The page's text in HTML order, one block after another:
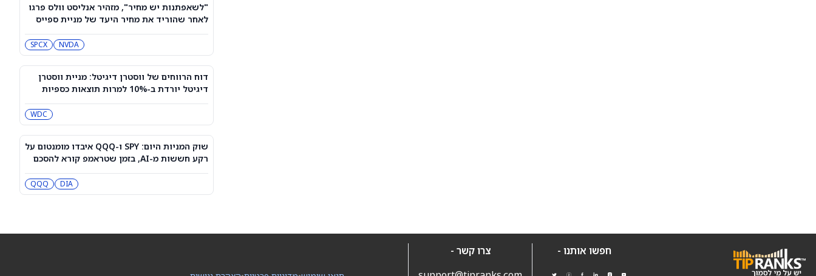
דוח של Cloudflare צפוי להתפרסם היום
– האופציות מצביעות על תנודה גדולה
בעקבות הדוח
NET
מניית הום דיפו (NYSE:HD) נחלשת
כשהיא מתמודדת עם איום תחרותי חדש
HD
COST
האם מניית ריגטי קומפיוטינג (RGTI)
RGTI
"לשאפתנות יש מחיר", מזהיר אנליסט וולס פרגו
לאחר שהוריד את מחיר היעד של מניית ספייס
אקס (SPCX)
NVDA
SPCX
דוח הרווחים של ווסטרן דיגיטל: מניית ווסטרן
דיגיטל יורדת ב-10% למרות תוצאות כספיות
חזקות
WDC
שוק המניות היום: SPY ו-QQQ איבדו מומנטום על
רקע חששות מ-AI, בזמן שטראמפ קורא להסכם
על הורמוז
DIA
QQQ
חפשו אותנו -
צרו קשר -